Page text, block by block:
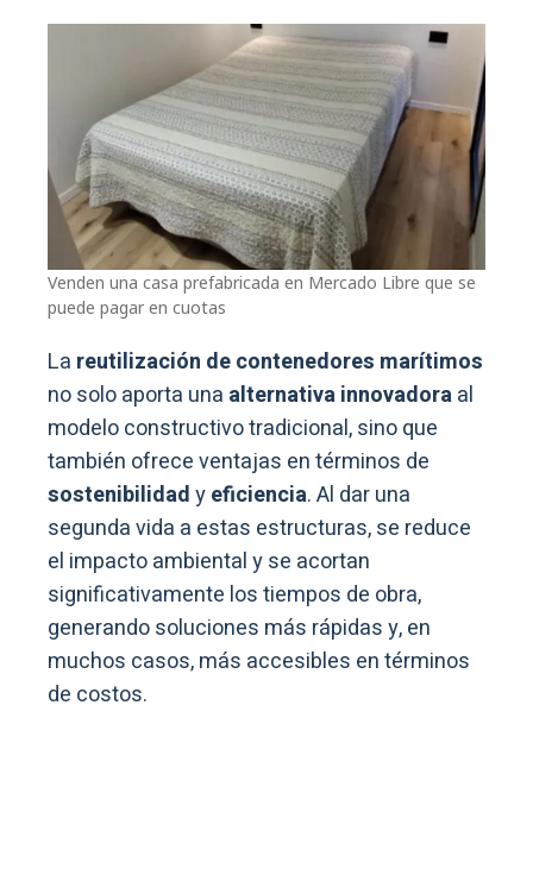
Venden una casa prefabricada en Mercado Libre que se
puede pagar en cuotas
La reutilización de contenedores marítimos
no solo aporta una alternativa innovadoraal
modelo constructivo tradicional, sino que
también ofrece ventajas en términos de
sostenibilidadyeficiencia. Al dar una
segunda vida a estas estructuras, se reduce
el impacto ambiental y se acortan
significativamente los tiempos de obra,
generando soluciones más rápidas y, en
muchos casos, más accesibles en términos
de costos.